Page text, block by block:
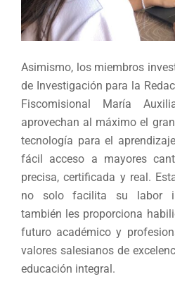
Asimismo, los miembros
de Investigación para la
Fiscomisional María
aprovechan al máximo el
tecnología para el
fácil acceso a mayores
precisa, certificada y real.
no solo facilita su labor
también les proporciona
futuro académico y
valores salesianos de
educación integral.